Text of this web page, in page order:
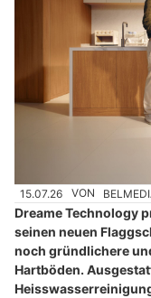
15.07.26 VON
Dreame Technology
seinen neuen
noch gründlichere
Hartböden.